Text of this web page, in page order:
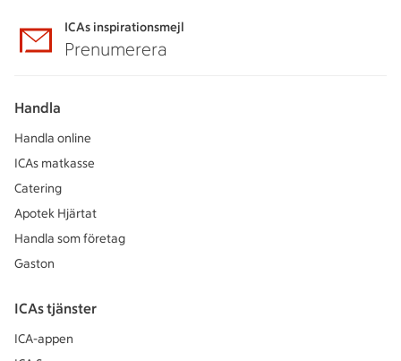
ICAs inspirationsmejl
Prenumerera
Handla
Handla online
ICAs matkasse
Catering
Apotek Hjärtat
Handla som företag
Gaston
ICAs tjänster
ICA-appen